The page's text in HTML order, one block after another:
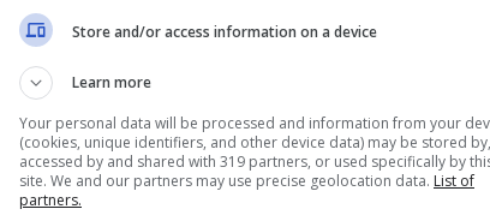
sua versione suprema.
Store and/or access information on a device
Learn more
Your personal data will be processed and information from your
(cookies, unique identifiers, and other device data) may be stored by,
accessed by and shared with 319 partners, or used specifically by
site. We and our partners may use precise geolocation data. List of
partners.